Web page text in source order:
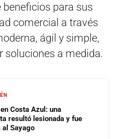
para sus
comercial a través
ágil y simple,
soluciones a medida.
Costa Azul: una
resultó lesionada y fue
Sayago